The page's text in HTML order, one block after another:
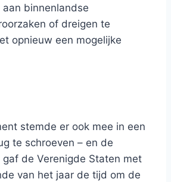
binnenlandse
of dreigen te
opnieuw een mogelijke
stemde er ook mee in een
te schroeven – en de
de Verenigde Staten met
van het jaar de tijd om de